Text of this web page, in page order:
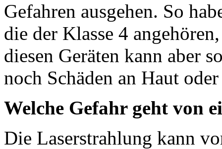
Gefahren ausgehen. So
die der Klasse 4
diesen Geräten kann aber
noch Schäden an Haut
Welche Gefahr geht von
Die Laserstrahlung kann